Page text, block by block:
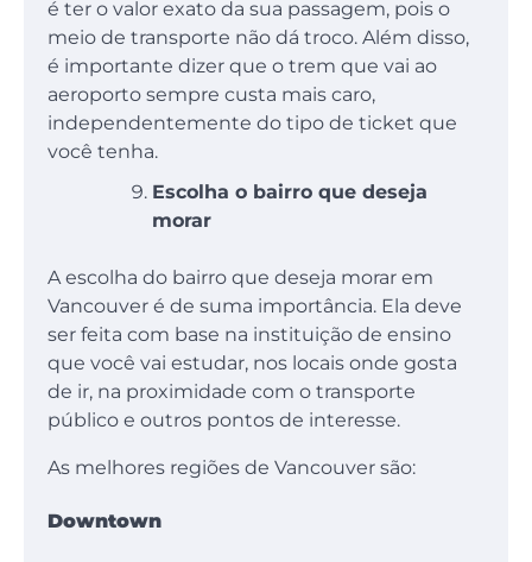
é ter o valor exato da sua passagem, pois o
meio de transporte não dá troco. Além disso,
é importante dizer que o trem que vai ao
aeroporto sempre custa mais caro,
independentemente do tipo de ticket que
você tenha.
Escolha o bairro que deseja
morar
A escolha do bairro que deseja morar em
Vancouver é de suma importância. Ela deve
ser feita com base na instituição de ensino
que você vai estudar, nos locais onde gosta
de ir, na proximidade com o transporte
público e outros pontos de interesse.
As melhores regiões de Vancouver são:
Downtown